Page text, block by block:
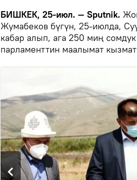
БИШКЕК, 25-июл. — Sputnik.
Жумабеков бүгүн, 25-июлда,
кабар алып, ага 250 миң
парламенттин маалымат